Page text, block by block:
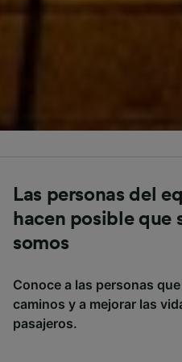
Las personas del
hacen posible que
somos
Conoce a las personas
caminos y a mejorar las
pasajeros.